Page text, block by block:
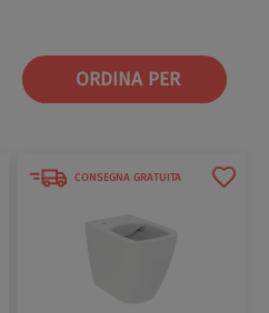
ORDINA PER
CONSEGNA GRATUITA